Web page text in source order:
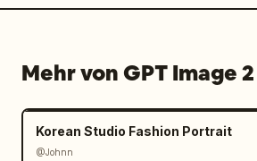
Mehr von GPT Image 2
Korean Studio Fashion Portrait
@Johnn